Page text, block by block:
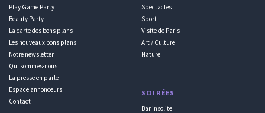
Play Game Party
Beauty Party
La carte des bons plans
Les nouveaux bons plans
Notre newsletter
Qui sommes-nous
La presse en parle
Espace annonceurs
Contact
Spectacles
Sport
Visite de Paris
Art / Culture
Nature
SOIRÉES
Bar insolite